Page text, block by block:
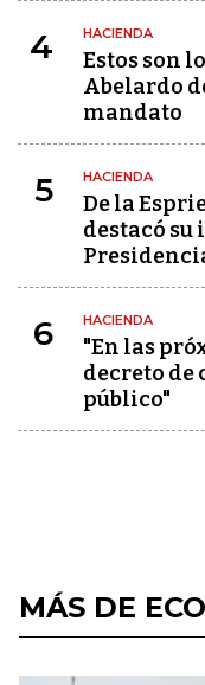
4 HACIENDA
Estos son
Abelardo
mandato
5 HACIENDA
De la
destacó su
6 HACIENDA
"En las
decreto de
público"
MÁS DE